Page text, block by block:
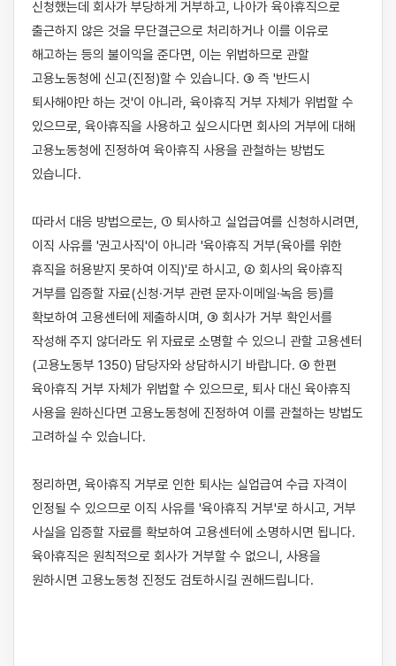
신청했는데 회사가 부당하게 거부하고, 나아가 육아휴직으로
출근하지 않은 것을 무단결근으로 처리하거나 이를 이유로
해고하는 등의 불이익을 준다면, 이는 위법하므로 관할
고용노동청에 신고(진정)할 수 있습니다. ③ 즉 '반드시
퇴사해야만 하는 것'이 아니라, 육아휴직 거부 자체가 위법할 수
있으므로, 육아휴직을 사용하고 싶으시다면 회사의 거부에 대해
고용노동청에 진정하여 육아휴직 사용을 관철하는 방법도
있습니다.
따라서 대응 방법으로는, ① 퇴사하고 실업급여를 신청하시려면,
이직 사유를 '권고사직'이 아니라 '육아휴직 거부(육아를 위한
휴직을 허용받지 못하여 이직)'로 하시고, ② 회사의 육아휴직
거부를 입증할 자료(신청·거부 관련 문자·이메일·녹음 등)를
확보하여 고용센터에 제출하시며, ③ 회사가 거부 확인서를
작성해 주지 않더라도 위 자료로 소명할 수 있으니 관할 고용센터
(고용노동부 1350) 담당자와 상담하시기 바랍니다. ④ 한편
육아휴직 거부 자체가 위법할 수 있으므로, 퇴사 대신 육아휴직
사용을 원하신다면 고용노동청에 진정하여 이를 관철하는 방법도
고려하실 수 있습니다.
정리하면, 육아휴직 거부로 인한 퇴사는 실업급여 수급 자격이
인정될 수 있으므로 이직 사유를 '육아휴직 거부'로 하시고, 거부
사실을 입증할 자료를 확보하여 고용센터에 소명하시면 됩니다.
육아휴직은 원칙적으로 회사가 거부할 수 없으니, 사용을
원하시면 고용노동청 진정도 검토하시길 권해드립니다.